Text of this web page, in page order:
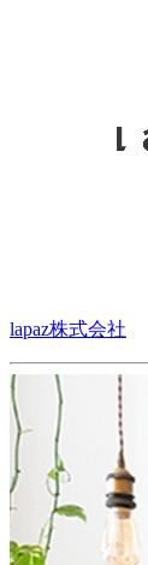
lapaz株式会社